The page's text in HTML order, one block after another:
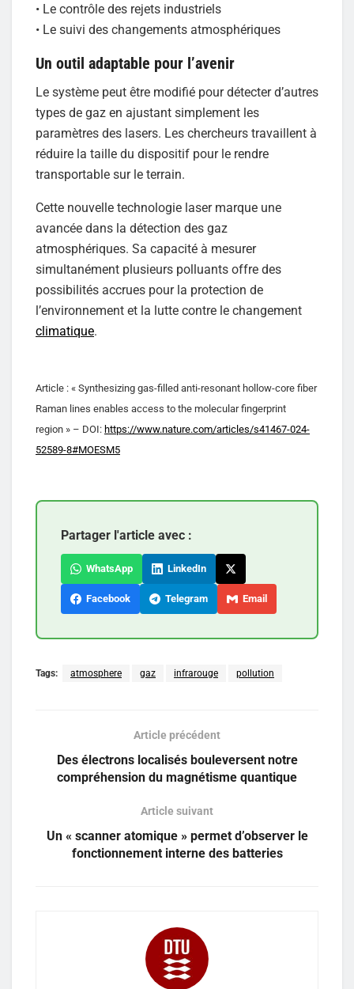
• Le contrôle des rejets industriels
• Le suivi des changements atmosphériques
Un outil adaptable pour l’avenir
Le système peut être modifié pour détecter d’autres
types de gaz en ajustant simplement les
paramètres des lasers. Les chercheurs travaillent à
réduire la taille du dispositif pour le rendre
transportable sur le terrain.
Cette nouvelle technologie laser marque une
avancée dans la détection des gaz
atmosphériques. Sa capacité à mesurer
simultanément plusieurs polluants offre des
possibilités accrues pour la protection de
l’environnement et la lutte contre le changement
climatique.
Article : « Synthesizing gas-filled anti-resonant hollow-core fiber
Raman lines enables access to the molecular fingerprint
region » – DOI: https://www.nature.com/articles/s41467-024-
52589-8#MOESM5
Partager l'article avec :
WhatsApp LinkedIn
Facebook Telegram Email
Tags: atmosphere gaz infrarouge pollution
Article précédent
Des électrons localisés bouleversent notre
compréhension du magnétisme quantique
Article suivant
Un « scanner atomique » permet d’observer le
fonctionnement interne des batteries